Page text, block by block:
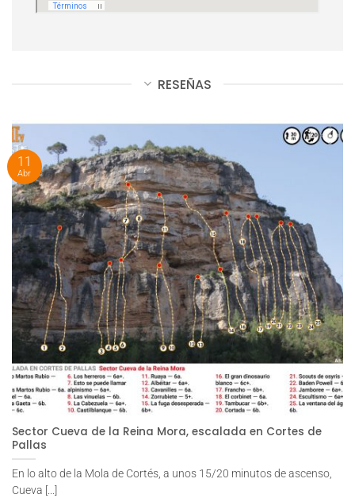
RESEÑAS
Sector Cueva de la Reina Mora, escalada en Cortes de
Pallas
En lo alto de la Mola de Cortés, a unos 15/20 minutos de ascenso,
Cueva [...]
11
Abr